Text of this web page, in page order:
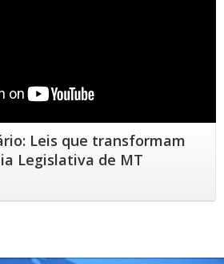
Leis que transformam
Legislativa de MT